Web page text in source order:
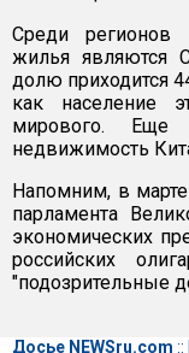
Среди регионов
жилья являются
долю приходится
как население
мирового. Еще
недвижимость
Напомним, в
парламента
экономических
российских
"подозрительные
Досье NEWSru.com ::